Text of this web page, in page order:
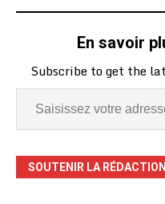
En savoir
Subscribe to get the
SOUTENIR LA RÉDACTION